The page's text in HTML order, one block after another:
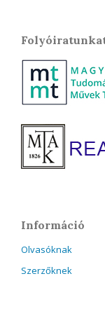
Információ
Olvasóknak
Szerzőknek